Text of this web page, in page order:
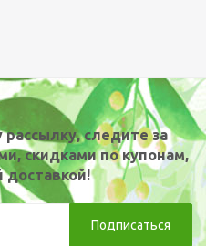
следите за
скидками по купонам,
доставкой!